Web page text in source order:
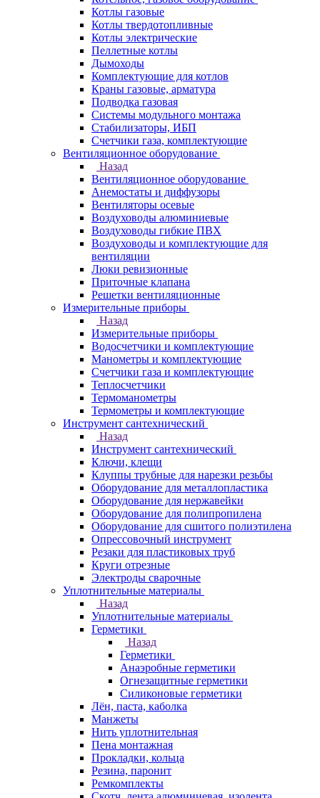
Котлы газовые
Котлы твердотопливные
Котлы электрические
Пеллетные котлы
Дымоходы
Комплектующие для котлов
Краны газовые, арматура
Подводка газовая
Системы модульного монтажа
Стабилизаторы, ИБП
Счетчики газа, комплектующие
Вентиляционное оборудование
Назад
Вентиляционное оборудование
Анемостаты и диффузоры
Вентиляторы осевые
Воздуховоды алюминиевые
Воздуховоды гибкие ПВХ
Воздуховоды и комплектующие для
вентиляции
Люки ревизионные
Приточные клапана
Решетки вентиляционные
Измерительные приборы
Назад
Измерительные приборы
Водосчетчики и комплектующие
Манометры и комплектующие
Счетчики газа и комплектующие
Теплосчетчики
Термоманометры
Термометры и комплектующие
Инструмент сантехнический
Назад
Инструмент сантехнический
Ключи, клещи
Клуппы трубные для нарезки резьбы
Оборудование для металлопластика
Оборудование для нержавейки
Оборудование для полипропилена
Оборудование для сшитого полиэтилена
Опрессовочный инструмент
Резаки для пластиковых труб
Круги отрезные
Электроды сварочные
Уплотнительные материалы
Назад
Уплотнительные материалы
Герметики
Назад
Герметики
Анаэробные герметики
Огнезащитные герметики
Силиконовые герметики
Лён, паста, каболка
Манжеты
Нить уплотнительная
Пена монтажная
Прокладки, кольца
Резина, паронит
Ремкомплекты